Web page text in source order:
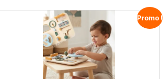
Promo !